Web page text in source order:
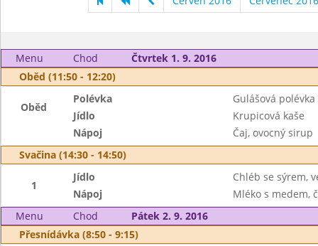
Menu Chod
Čtvrtek 1. 9. 2016
Oběd (11:50 - 12:20)
Oběd
Polévka
Gulášová polévka
Jídlo
Krupicová kaše
Nápoj
Čaj, ovocný sirup
Svačina (14:30 - 14:50)
1
Jídlo
Chléb se sýrem,
Nápoj
Mléko s medem,
Menu
Chod
Pátek 2. 9. 2016
Přesnídávka (8:50 - 9:15)